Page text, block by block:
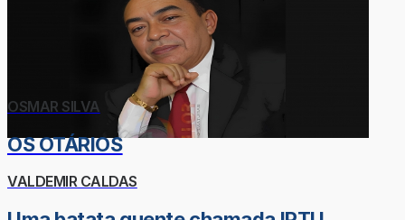
OSMAR SILVA
OS OTÁRIOS
VALDEMIR CALDAS